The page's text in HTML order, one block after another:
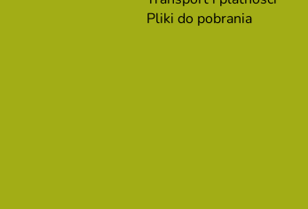
Pliki do pobrania